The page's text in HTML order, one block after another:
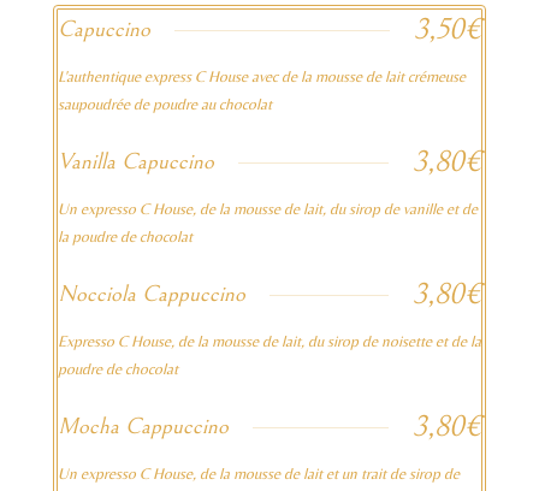
Capuccino 3,50€
L'authentique express C House avec de la mousse de lait crémeuse
saupoudrée de poudre au chocolat
Vanilla Capuccino 3,80€
Un expresso C House, de la mousse de lait, du sirop de vanille et de
la poudre de chocolat
Nocciola Cappuccino 3,80€
Expresso C House, de la mousse de lait, du sirop de noisette et de la
poudre de chocolat
Mocha Cappuccino 3,80€
Un expresso C House, de la mousse de lait et un trait de sirop de